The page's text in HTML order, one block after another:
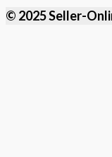
© 2025 Seller-